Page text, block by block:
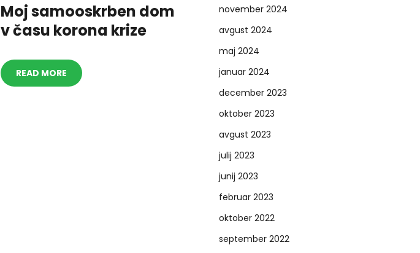
Moj samooskrben dom
v času korona krize
READ MORE
november 2024
avgust 2024
maj 2024
januar 2024
december 2023
oktober 2023
avgust 2023
julij 2023
junij 2023
februar 2023
oktober 2022
september 2022